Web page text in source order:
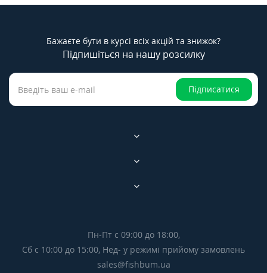
Бажаєте бути в курсі всіх акцій та знижок?
Підпишіться на нашу розсилку
Підписатися
Пн-Пт с 09:00 до 18:00,
Сб с 10:00 до 15:00, Нед- у режимі прийому замовлень
sales@fishbum.ua